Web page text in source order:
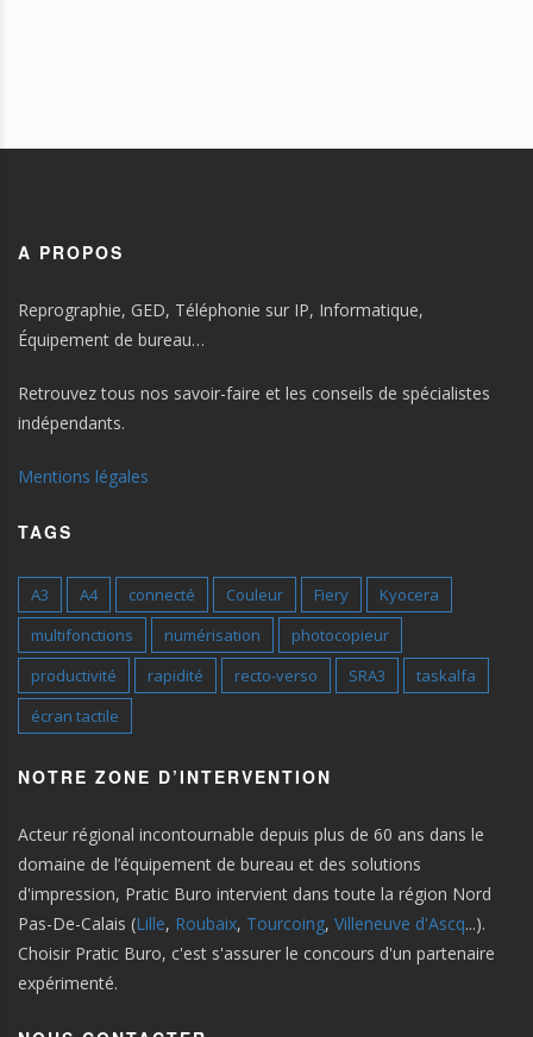
A PROPOS
Reprographie, GED, Téléphonie sur IP, Informatique,
Équipement de bureau…
Retrouvez tous nos savoir-faire et les conseils de spécialistes
indépendants.
Mentions légales
TAGS
A3 A4 connecté Couleur Fiery
Kyocera
multifonctions
numérisation
photocopieur
productivité
rapidité recto-verso SRA3
taskalfa
écran tactile
NOTRE ZONE D’INTERVENTION
Acteur régional incontournable depuis plus de 60 ans dans le
domaine de l’équipement de bureau et des solutions
d'impression, Pratic Buro intervient dans toute la région Nord
Pas-De-Calais (Lille, Roubaix, Tourcoing, Villeneuve d'Ascq...).
Choisir Pratic Buro, c'est s'assurer le concours d'un partenaire
expérimenté.